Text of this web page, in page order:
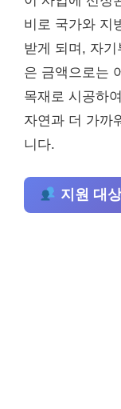
비로 국가와 지
받게 되며, 자
은 금액으로는
목재로 시공하
자연과 더 가까
니다.
지원 대